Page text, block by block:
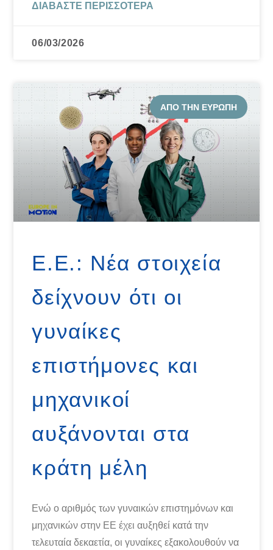
ΔΙΑΒΆΣΤΕ ΠΕΡΙΣΣΌΤΕΡΑ
06/03/2026
ΑΠΌ ΤΗΝ ΕΥΡΏΠΗ
Ε.Ε.: Νέα στοιχεία
δείχνουν ότι οι
γυναίκες
επιστήμονες και
μηχανικοί
αυξάνονται στα
κράτη μέλη
Ενώ ο αριθμός των γυναικών επιστημόνων και
μηχανικών στην ΕΕ έχει αυξηθεί κατά την
τελευταία δεκαετία, οι γυναίκες εξακολουθούν να